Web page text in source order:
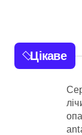
Києва
Цікаве